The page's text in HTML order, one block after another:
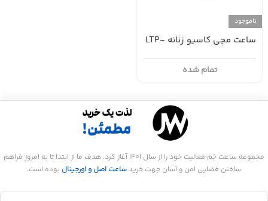
ناموجود
ساعت مچی کاسیو زنانه LTP-
تمام شده
مجموعه ساعت جَم فعالیت خود را از سال 1401 آغاز کرد. هدف ما از ابتدا تا به امروز فراهم
ساختن فضایی امن و آسان جهت خرید ساعت اصل و اورجینال بوده است.